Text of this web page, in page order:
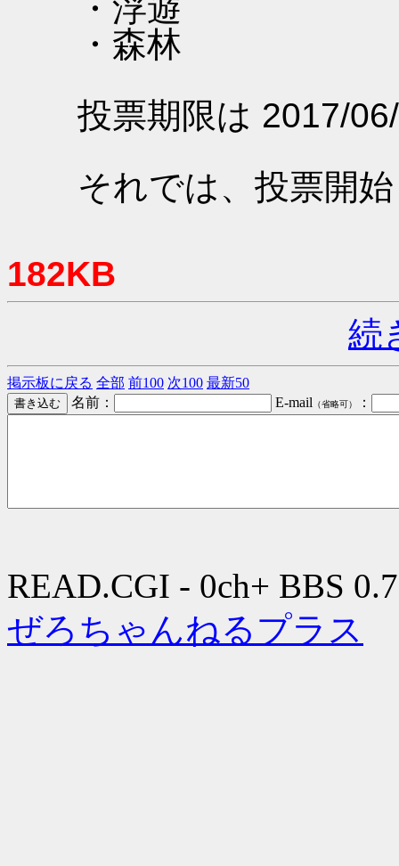
・浮遊
・森林
投票期限は 2017/
それでは、投票開
182KB
続
掲示板に戻る 全部 前100 次100 最新50
名前：
E-mail （省略可） ：
READ.CGI - 0ch+ BBS
ぜろちゃんねるプラス